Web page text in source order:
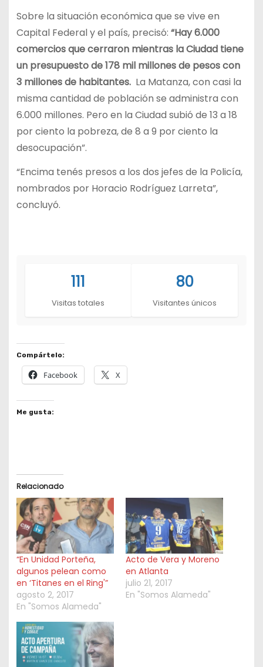
Sobre la situación económica que se vive en
Capital Federal y el país, precisó: “Hay 6.000
comercios que cerraron mientras la Ciudad tiene
un presupuesto de 178 mil millones de pesos con
3 millones de habitantes.La Matanza, con casi la
misma cantidad de población se administra con
6.000 millones. Pero en la Ciudad subió de 13 a 18
por ciento la pobreza, de 8 a 9 por ciento la
desocupación”.
“Encima tenés presos a los dos jefes de la Policía,
nombrados por Horacio Rodríguez Larreta”,
concluyó.
111
Visitas totales
80
Visitantes únicos
Compártelo:
Facebook X
Me gusta:
Relacionado
“En Unidad Porteña,
algunos pelean como
en ‘Titanes en el Ring'”
agosto 2, 2017
En "Somos Alameda"
Acto de Vera y Moreno
en Atlanta
julio 21, 2017
En "Somos Alameda"